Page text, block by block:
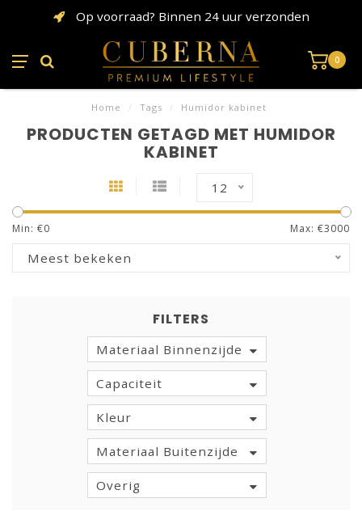
Op voorraad? Binnen 24 uur verzonden
0
Home / Tags / Humidor kabinet
PRODUCTEN GETAGD MET HUMIDOR
KABINET
12
Min: €0 Max: €3000
Meest bekeken
FILTERS
Materiaal Binnenzijde
Capaciteit
Kleur
Materiaal Buitenzijde
Overig